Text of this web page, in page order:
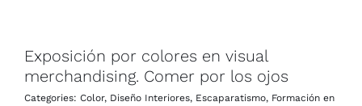
Exposición por colores en visual
merchandising. Comer por los ojos
Categories: Color, Diseño Interiores, Escaparatismo, Formación en